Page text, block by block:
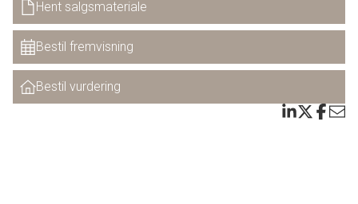
Ældre elementkøkken, med massiv bordplade, vinylgulv
pålagt og med nedgang til kælderen, som åbner lågen til
kælderen med automatik.
Pæn lys opholdsstue, med trægulv, hvor der er plads til
spisestue samt indretning af hyggelig opholdsstue.
Hent salgsmateriale
Bestil fremvisning
Bestil vurdering